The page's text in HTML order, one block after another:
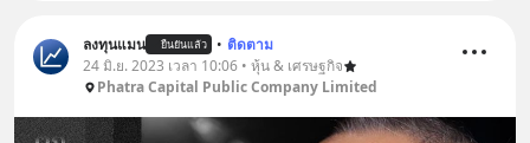
ลงทุนแมน ยืนยันแล้ว • ติดตาม
24 มิ.ย. 2023 เวลา 10:06 • หุ้น & เศรษฐกิจ
Phatra Capital Public Company Limited